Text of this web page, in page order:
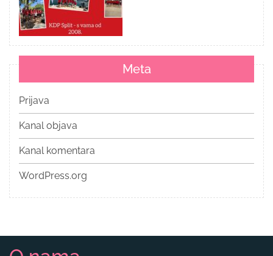
Meta
Prijava
Kanal objava
Kanal komentara
WordPress.org